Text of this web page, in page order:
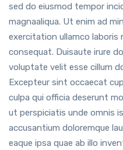
sed do eiusmod tempor
magnaaliqua. Ut enim ad
exercitation ullamco laboris
consequat. Duisaute irure
voluptate velit esse cillum
Excepteur sint occaecat
culpa qui officia deserunt
ut perspiciatis unde omnis
accusantium doloremque
eaque ipsa quae ab illo